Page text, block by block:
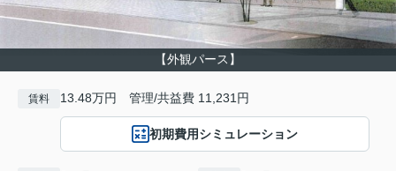
【外観パース】
賃料 13.48万円 管理/共益費 11,231円
初期費用シミュレーション